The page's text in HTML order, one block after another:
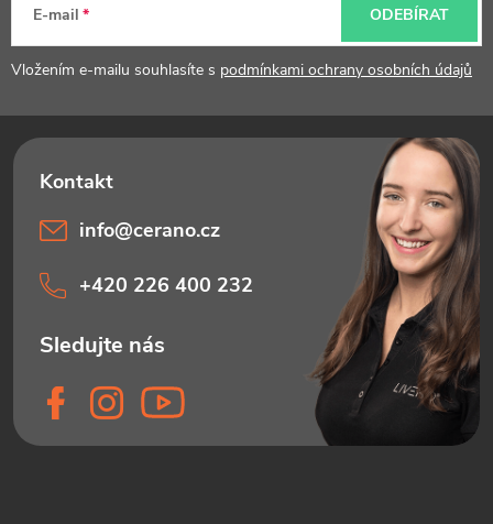
E-mail
Vložením e-mailu souhlasíte s podmínkami ochrany osobních údajů
ODEBÍRAT
info@cerano.cz
+420 226 400 232